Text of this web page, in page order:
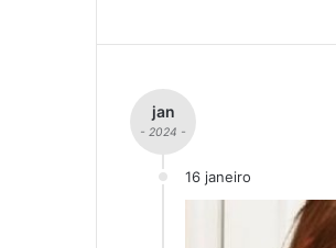
jan
- 2024 -
16 janeiro